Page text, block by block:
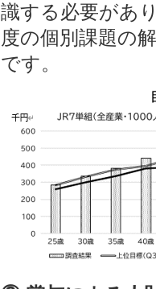
識する必要があ
度の個別課題の
です。